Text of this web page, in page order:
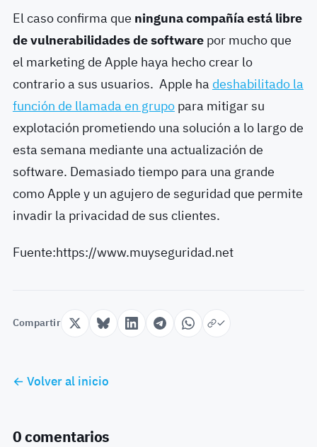
El caso confirma que ninguna compañía está libre
de vulnerabilidades de software por mucho que
el marketing de Apple haya hecho crear lo
contrario a sus usuarios. Apple ha deshabilitado la
función de llamada en grupopara mitigar su
explotación prometiendo una solución a lo largo de
esta semana mediante una actualización de
software. Demasiado tiempo para una grande
como Apple y un agujero de seguridad que permite
invadir la privacidad de sus clientes.
Fuente:https://www.muyseguridad.net
Compartir
← Volver al inicio
0 comentarios